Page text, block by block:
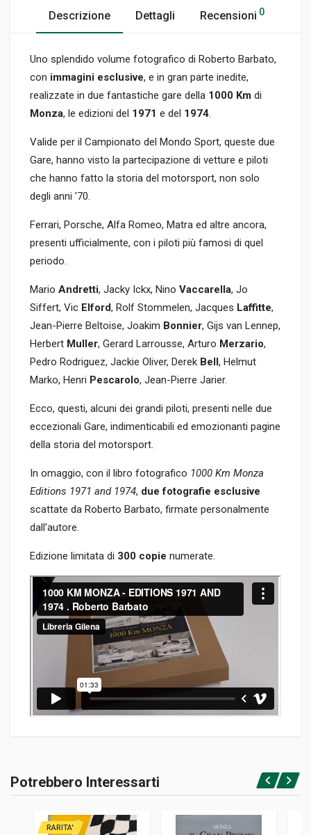
Descrizione Dettagli Recensioni 0
Uno splendido volume fotografico di Roberto Barbato,
con immagini esclusive, e in gran parte inedite,
realizzate in due fantastiche gare della 1000 Km di
Monza, le edizioni del 1971 e del 1974.
Valide per il Campionato del Mondo Sport, queste due
Gare, hanno visto la partecipazione di vetture e piloti
che hanno fatto la storia del motorsport, non solo
degli anni '70.
Ferrari, Porsche, Alfa Romeo, Matra ed altre ancora,
presenti ufficialmente, con i piloti più famosi di quel
periodo.
Mario Andretti, Jacky Ickx, Nino Vaccarella, Jo
Siffert, Vic Elford, Rolf Stommelen, Jacques Laffitte,
Jean-Pierre Beltoise, Joakim Bonnier, Gijs van Lennep,
Herbert Muller, Gerard Larrousse, Arturo Merzario,
Pedro Rodriguez, Jackie Oliver, Derek Bell, Helmut
Marko, Henri Pescarolo, Jean-Pierre Jarier.
Ecco, questi, alcuni dei grandi piloti, presenti nelle due
eccezionali Gare, indimenticabili ed emozionanti pagine
della storia del motorsport.
In omaggio, con il libro fotografico 1000 Km Monza
Editions 1971 and 1974, due fotografie esclusive
scattate da Roberto Barbato, firmate personalmente
dall'autore.
Edizione limitata di 300 copie numerate.
Brossura
Accedi o registrati
Potrebbero Interessarti
RARITA'